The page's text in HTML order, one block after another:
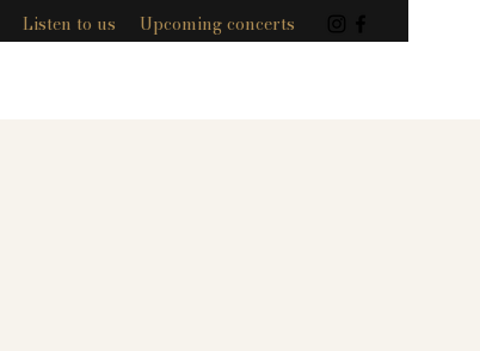
Listen to us Upcoming concerts